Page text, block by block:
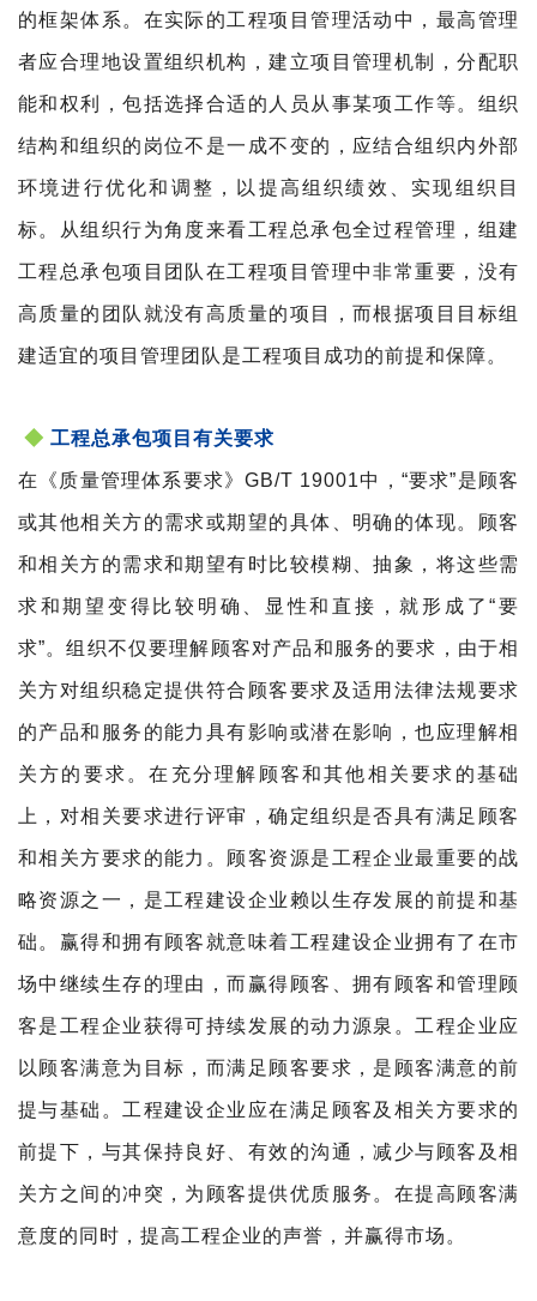
的框架体系。在实际的工程项目管理活动中，最高管理
者应合理地设置组织机构，建立项目管理机制，分配职
能和权利，包括选择合适的人员从事某项工作等。组织
结构和组织的岗位不是一成不变的，应结合组织内外部
环境进行优化和调整，以提高组织绩效、实现组织目
标。从组织行为角度来看工程总承包全过程管理，组建
工程总承包项目团队在工程项目管理中非常重要，没有
高质量的团队就没有高质量的项目，而根据项目目标组
建适宜的项目管理团队是工程项目成功的前提和保障。
◆ 工程总承包项目有关要求
在《质量管理体系要求》GB/T 19001中，“要求”是顾客
或其他相关方的需求或期望的具体、明确的体现。顾客
和相关方的需求和期望有时比较模糊、抽象，将这些需
求和期望变得比较明确、显性和直接，就形成了“要
求”。组织不仅要理解顾客对产品和服务的要求，由于相
关方对组织稳定提供符合顾客要求及适用法律法规要求
的产品和服务的能力具有影响或潜在影响，也应理解相
关方的要求。在充分理解顾客和其他相关要求的基础
上，对相关要求进行评审，确定组织是否具有满足顾客
和相关方要求的能力。顾客资源是工程企业最重要的战
略资源之一，是工程建设企业赖以生存发展的前提和基
础。赢得和拥有顾客就意味着工程建设企业拥有了在市
场中继续生存的理由，而赢得顾客、拥有顾客和管理顾
客是工程企业获得可持续发展的动力源泉。工程企业应
以顾客满意为目标，而满足顾客要求，是顾客满意的前
提与基础。工程建设企业应在满足顾客及相关方要求的
前提下，与其保持良好、有效的沟通，减少与顾客及相
关方之间的冲突，为顾客提供优质服务。在提高顾客满
意度的同时，提高工程企业的声誉，并赢得市场。